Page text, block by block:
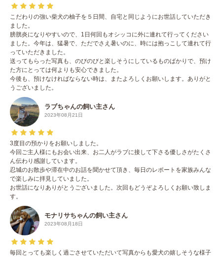
こだわりの強い柴犬の柚子を５日間、自宅と同じようにお世話していただき
ました。
膀胱炎になりやすいので、1日何回もオシッコに外に連れて行ってください
ました。今年は、猛暑で、ただでさえ暑いのに、時には抱っこして連れて行
っていただきました。
送ってもらった写真も、のびのびと楽しそうにしているものばかりで、預け
た方にとっては何よりも安心できました。
今後も、預けなければならない時は、またよろしくお願いします。ありがと
うございました。
ラブちゃんの飼い主さん
2023年08月21日
3度目の預かりをお願いしました。
今回ご主人様にもお会い出来、お二人がラブに接して下さる優しさがたくさ
ん伝わり感謝しています。
忍城のお散歩や滞在中のお話を聞かせて頂き、毎日のレポートを家族みんな
で楽しみに拝見していました。
お世話になりありがとうございました。次回もどうぞよろしくお願い致しま
す。
モナリサちゃんの飼い主さん
2023年08月18日
毎回とっても楽しく過ごさせていただいて写真からも愛犬の嬉しそうな様子